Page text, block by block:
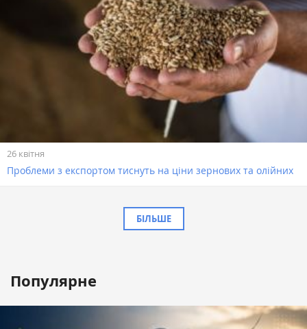
26 квітня
Проблеми з експортом тиснуть на ціни зернових та олійних
БІЛЬШЕ
Популярне